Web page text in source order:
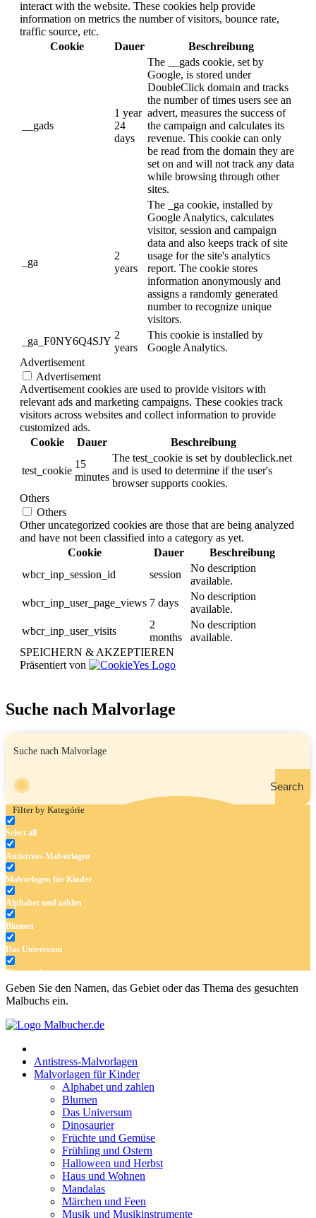
interact with the website. These cookies help provide
information on metrics the number of visitors, bounce rate,
traffic source, etc.
Cookie
Dauer Beschreibung
__gads
1 year
24
days
The __gads cookie, set by
Google, is stored under
DoubleClick domain and tracks
the number of times users see an
advert, measures the success of
the campaign and calculates its
revenue. This cookie can only
be read from the domain they are
set on and will not track any data
while browsing through other
sites.
_ga
2
years
The _ga cookie, installed by
Google Analytics, calculates
visitor, session and campaign
data and also keeps track of site
usage for the site's analytics
report. The cookie stores
information anonymously and
assigns a randomly generated
number to recognize unique
visitors.
_ga_F0NY6Q4SJY
2
years
This cookie is installed by
Google Analytics.
Advertisement
Advertisement
Advertisement cookies are used to provide visitors with
relevant ads and marketing campaigns. These cookies track
visitors across websites and collect information to provide
customized ads.
Cookie
Dauer Beschreibung
test_cookie
15
minutes
The test_cookie is set by doubleclick.net
and is used to determine if the user's
browser supports cookies.
Others
Others
Other uncategorized cookies are those that are being analyzed
and have not been classified into a category as yet.
Cookie
Dauer
Beschreibung
wbcr_inp_session_id
session
No description
available.
wbcr_inp_user_page_views 7 days
No description
available.
wbcr_inp_user_visits
2
months
No description
available.
SPEICHERN & AKZEPTIEREN
Präsentiert von
Suche nach Malvorlage
Search
Filter by Kategórie
Select all
Antistress-Malvorlagen
Malvorlagen für Kinder
Alphabet und zahlen
Blumen
Das Universum
Dinosaurier
Früchte und Gemüse
Frühling und Ostern
Haus und Wohnen
Märchen und Feen
Musik und Musikinstrumente
Sommer und Feiertage
Geben Sie den Namen, das Gebiet oder das Thema des gesuchten
Malbuchs ein.
Antistress-Malvorlagen
Malvorlagen für Kinder
Alphabet und zahlen
Blumen
Das Universum
Dinosaurier
Früchte und Gemüse
Frühling und Ostern
Halloween und Herbst
Haus und Wohnen
Mandalas
Märchen und Feen
Musik und Musikinstrumente